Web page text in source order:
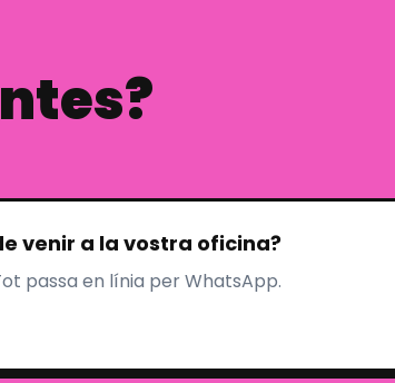
venir a la vostra oficina?
passa en línia per WhatsApp.